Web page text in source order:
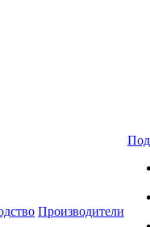
Производители